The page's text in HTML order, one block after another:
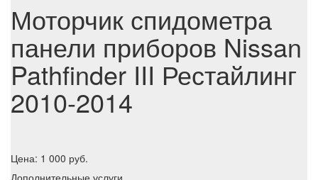
Моторчик спидометра
панели приборов Nissan
Pathfinder III Рестайлинг
2010-2014
Цена: 1 000 руб.